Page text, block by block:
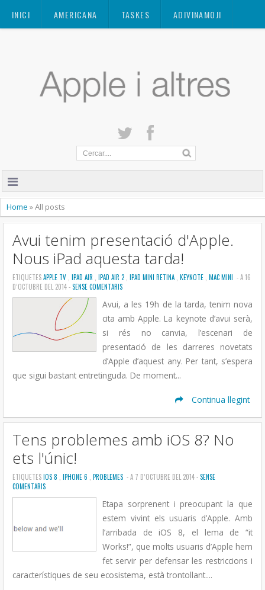
INICI AMERICANA TASKES ADIVINAMOJI
Home »All posts
Avui tenim presentació d'Apple.
Nous iPad aquesta tarda!
ETIQUETESAPPLE TV , IPAD AIR , IPAD AIR 2 , IPAD MINI RETINA, KEYNOTE , MAC MINI - A 16
D’OCTUBRE DEL 2014 -SENSE COMENTARIS
Avui, a les 19h de la tarda, tenim nova
cita amb Apple. La keynote d’avui serà,
si rés no canvia, l’escenari de
presentació de les darreres novetats
d’Apple d’aquest any. Per tant, s’espera
que sigui bastant entretinguda. De moment...
Continua llegint
Tens problemes amb iOS 8? No
ets l'únic!
ETIQUETESIOS 8 , IPHONE 6 , PROBLEMES - A 7 D’OCTUBRE DEL 2014 -SENSE
COMENTARIS
Etapa sorprenent i preocupant la que
estem vivint els usuaris d’Apple. Amb
l’arribada de iOS 8, el lema de “it
Works!”, que molts usuaris d’Apple hem
fet servir per defensar les restriccions i
característiques de seu ecosistema, està trontollant....